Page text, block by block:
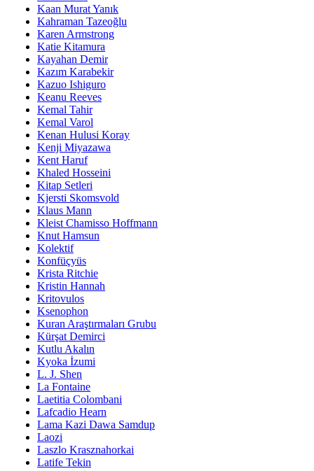
Kaan Murat Yanık
Kahraman Tazeoğlu
Karen Armstrong
Katie Kitamura
Kayahan Demir
Kazım Karabekir
Kazuo Ishiguro
Keanu Reeves
Kemal Tahir
Kemal Varol
Kenan Hulusi Koray
Kenji Miyazawa
Kent Haruf
Khaled Hosseini
Kitap Setleri
Kjersti Skomsvold
Klaus Mann
Kleist Chamisso Hoffmann
Knut Hamsun
Kolektif
Konfüçyüs
Krista Ritchie
Kristin Hannah
Kritovulos
Ksenophon
Kuran Araştırmaları Grubu
Kürşat Demirci
Kutlu Akalın
Kyoka İzumi
L. J. Shen
La Fontaine
Laetitia Colombani
Lafcadio Hearn
Lama Kazi Dawa Samdup
Laozi
Laszlo Krasznahorkai
Latife Tekin